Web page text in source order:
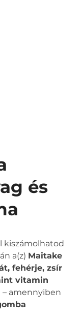
és
kiszámolhatod
a(z) Maitake
fehérje, zsír
vitamin
– amennyiben